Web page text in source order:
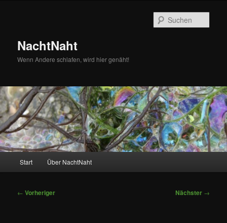
NachtNaht
Wenn Andere schlafen, wird hier genäht!
Start Über NachtNaht
Beitragsnavigation
← Vorheriger Nächster →